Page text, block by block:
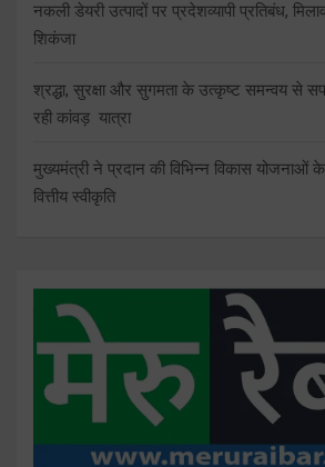
नकली डेयरी उत्पादों पर प्रदेशव्यापी प्रतिबंध,
शिकंजा
श्रद्धा, सुरक्षा और सुगमता के उत्कृष्ट समन्वय से
रही कांवड़ यात्रा
मुख्यमंत्री ने प्रदान की विभिन्न विकास योजनाओं
वित्तीय स्वीकृति